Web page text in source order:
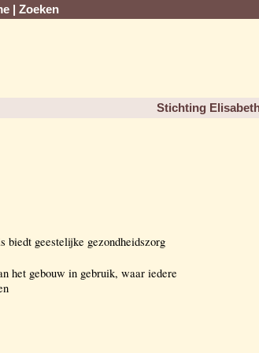
Zoeken
Stichting
biedt geestelijke gezondheidszorg
het gebouw in gebruik, waar iedere